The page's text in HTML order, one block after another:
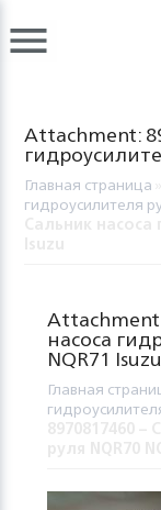
Attachment:
Главная страница
гидроусилителя
насоса
NQR71 Isuzu
Главная